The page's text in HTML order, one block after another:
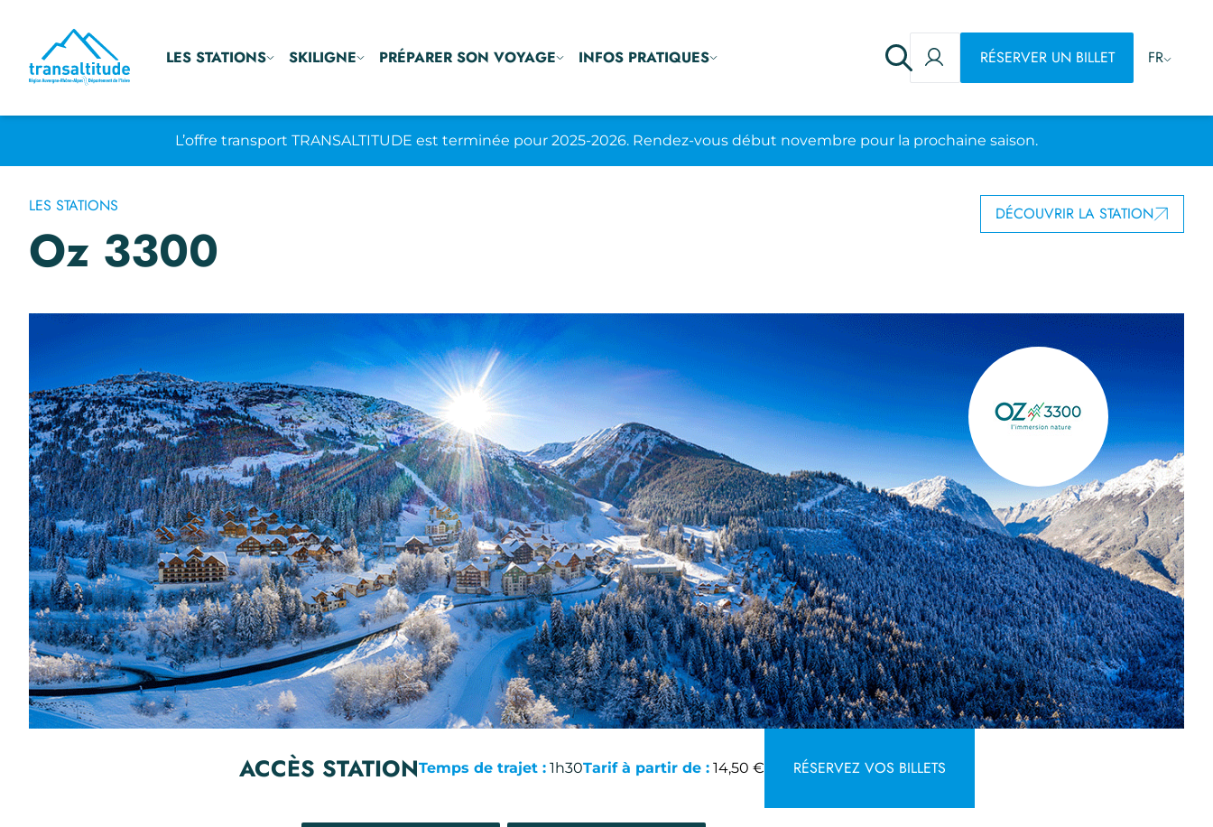
LES STATIONS SKILIGNE PRÉPARER SON VOYAGE INFOS PRATIQUES RÉSERVER UN BILLET FR
L’offre transport TRANSALTITUDE est terminée pour 2025-2026. Rendez-vous début novembre pour la prochaine saison.
LES STATIONS
Oz 3300
DÉCOUVRIR LA STATION
ACCÈS STATIONTemps de trajet :1h30Tarif à partir de :14,50 € RÉSERVEZ VOS BILLETS